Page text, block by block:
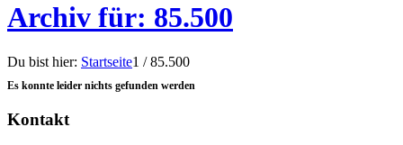
Archiv für: 85.500
Du bist hier: Startseite1 / 85.500
Es konnte leider nichts gefunden werden
Kontakt